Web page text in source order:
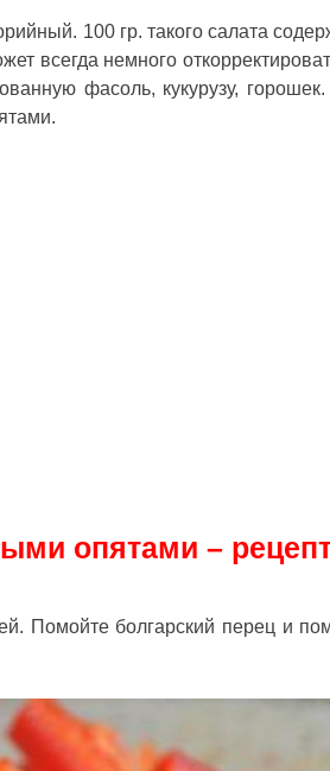
100 гр. такого салата
всегда немного
фасоль, кукурузу,
опятами –
Помойте болгарский перец и